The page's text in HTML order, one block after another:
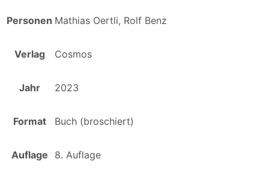
Personen Mathias Oertli, Rolf Benz
Verlag Cosmos
Jahr 2023
Format Buch (broschiert)
Auflage 8. Auflage